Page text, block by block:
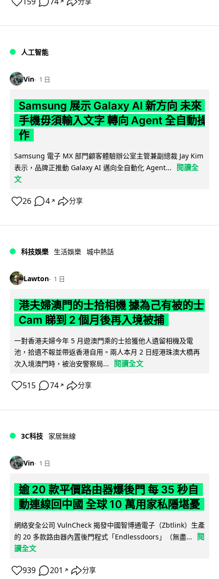
人工智能
Vin 1 日
Samsung 展示 Galaxy AI 新方向 未來
手機毋須輸入文字 轉向 Agent 全自動操
作
Samsung 電子 MX 部門顧客體驗辦公室主管兼副總裁 Jay Kim
表示，品牌正推動 Galaxy AI 邁向全自動化 Agent...
閱讀全
文
26 4 ↗ 分享
科技娛樂 生活娛樂 城中熱話
Lawton 1 日
港夫婦澳門的士拾相機 據為己有被的士
Cam 睇到 2 個月後再入境被捕
一對香港夫婦今年 5 月遊澳門乘的士拾獲他人遺留相機及電
池，拾遺不報並帶返香港自用。兩人本月 2 日經港珠澳大橋再
次入境澳門時，被治安警察局...
閱讀全文
515 74 ↗ 分享
3C科技 家居無線
Vin 1 日
逾 20 款平價路由器爆後門 每 35 秒自
動連線回中國 全球 10 萬用家私隱堪憂
網絡安全公司 VulnCheck 揭發中國智博通電子（Zbtlink）生產
的 20 多款路由器內置後門程式「Endlessdoors」（無盡...
閱
讀全文
939 201 ↗ 分享